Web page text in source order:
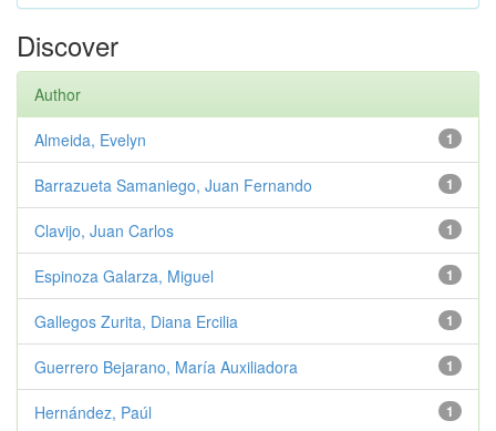
Discover
Author
1
Almeida, Evelyn
1
Barrazueta Samaniego, Juan Fernando
1
Clavijo, Juan Carlos
1
Espinoza Galarza, Miguel
1
Gallegos Zurita, Diana Ercilia
1
Guerrero Bejarano, María Auxiliadora
1
Hernández, Paúl